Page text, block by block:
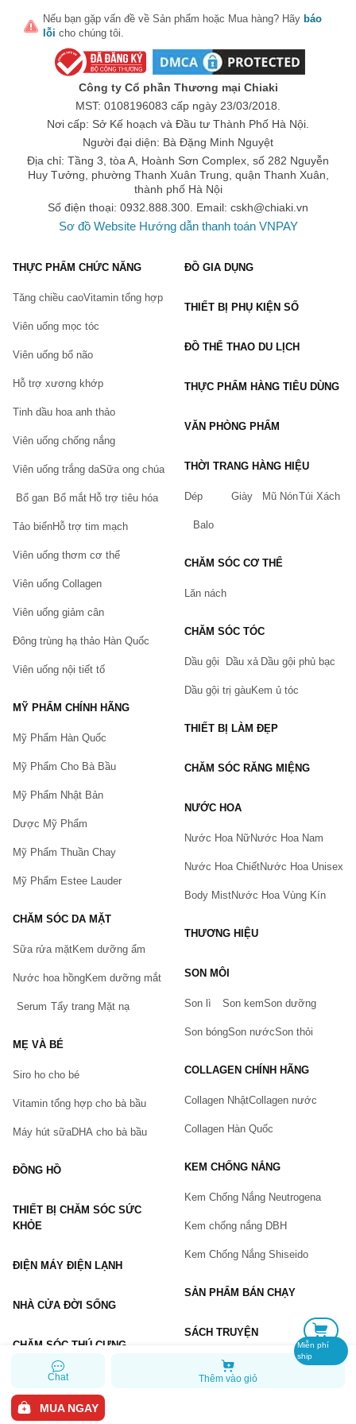
Chú ý: Sản phẩm này không phải là thuốc không có tác
dụng thay thế thuốc chữa bệnh.
#tra_dang_tay_thi #tra_tay_thi #trà_giảm_cân
#trà_thảo_dược_giảm_cân #trà_thảo_dược
#trà_giảm_cân_thảo_dược #trà_giảm_mỡ #giảm_mỡ
#giảm_mỡ_bụng #giảm_mỡ_đùi #giảm_mỡ_bắp_tay
#lá_sen_khô #nấm_linh_chi #giảm_cân_an_toàn_hiệu_quả
#trà_detox #detox #detox_giảm_cân #detox_giảm_mỡ_bụng
#detox_body #AP_PHÚ_HƯNG #trà_detox #phuhungap
#giambeo #giammobung
Thực phẩm này không phải là thuốc, không có tác dụng thay
thế thuốc chữa bệnh.
Hiệu quả sử dụng tùy thuộc cơ địa từng người.
Chat Thêm vào giỏ
MUA NGAY
Miễn phí
ship
Nếu bạn gặp vấn đề về Sản phẩm hoặc Mua hàng? Hãy báo
lỗi cho chúng tôi.
Bạn gặp vấn đề về sản phẩm hay mua hàng?
Hãy báo lỗi cho chúng tôi. Hoặc gọi cho chúng tôi qua số
Vấn đề(*)
GỬI BÁO LỖI
Công ty Cổ phần Thương mại Chiaki
MST: 0108196083 cấp ngày 23/03/2018.
Nơi cấp: Sở Kế hoạch và Đầu tư Thành Phố Hà Nội.
Người đại diện: Bà Đặng Minh Nguyệt
Địa chỉ: Tầng 3, tòa A, Hoành Sơn Complex, số 282 Nguyễn
Huy Tưởng, phường Thanh Xuân Trung, quận Thanh Xuân,
thành phố Hà Nội
Số điện thoại: 0932.888.300. Email: cskh@chiaki.vn
Sơ đồ Website Hướng dẫn thanh toán VNPAY
THỰC PHẨM CHỨC NĂNG
Tăng chiều caoVitamin tổng hợp
Viên uống mọc tóc
Viên uống bổ não
Hỗ trợ xương khớp
Tinh dầu hoa anh thảo
Viên uống chống nắng
Viên uống trắng daSữa ong chúa
Bổ gan Bổ mắt Hỗ trợ tiêu hóa
Tảo biểnHỗ trợ tim mạch
Viên uống thơm cơ thể
Viên uống Collagen
Viên uống giảm cân
Đông trùng hạ thảo Hàn Quốc
Viên uống nội tiết tố
MỸ PHẨM CHÍNH HÃNG
Mỹ Phẩm Hàn Quốc
Mỹ Phẩm Cho Bà Bầu
Mỹ Phẩm Nhật Bản
Dược Mỹ Phẩm
Mỹ Phẩm Thuần Chay
Mỹ Phẩm Estee Lauder
CHĂM SÓC DA MẶT
Sữa rửa mặtKem dưỡng ẩm
Nước hoa hồngKem dưỡng mắt
Serum Tẩy trang Mặt nạ
MẸ VÀ BÉ
Siro ho cho bé
Vitamin tổng hợp cho bà bầu
Máy hút sữaDHA cho bà bầu
ĐỒNG HỒ
THIẾT BỊ CHĂM SÓC SỨC
KHỎE
ĐIỆN MÁY ĐIỆN LẠNH
NHÀ CỬA ĐỜI SỐNG
CHĂM SÓC THÚ CƯNG
ĐỒ GIA DỤNG
THIẾT BỊ PHỤ KIỆN SỐ
ĐỒ THỂ THAO DU LỊCH
THỰC PHẨM HÀNG TIÊU DÙNG
VĂN PHÒNG PHẨM
THỜI TRANG HÀNG HIỆU
Dép Giày Mũ NónTúi Xách
Balo
CHĂM SÓC CƠ THỂ
Lăn nách
CHĂM SÓC TÓC
Dầu gội Dầu xả Dầu gội phủ bạc
Dầu gội trị gàuKem ủ tóc
THIẾT BỊ LÀM ĐẸP
CHĂM SÓC RĂNG MIỆNG
NƯỚC HOA
Nước Hoa NữNước Hoa Nam
Nước Hoa ChiếtNước Hoa Unisex
Body MistNước Hoa Vùng Kín
THƯƠNG HIỆU
SON MÔI
Son lì Son kemSon dưỡng
Son bóngSon nướcSon thỏi
COLLAGEN CHÍNH HÃNG
Collagen NhậtCollagen nước
Collagen Hàn Quốc
KEM CHỐNG NẮNG
Kem Chống Nắng Neutrogena
Kem chống nắng DBH
Kem Chống Nắng Shiseido
SẢN PHẨM BÁN CHẠY
SÁCH TRUYỆN